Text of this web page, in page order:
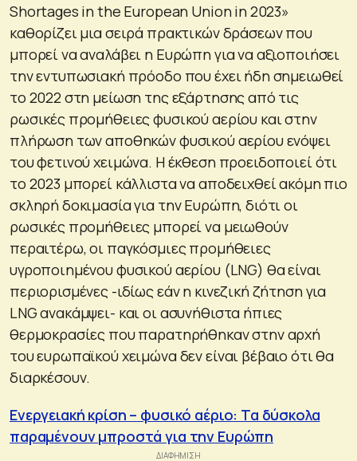
Shortages in the European Union in 2023»
καθορίζει μια σειρά πρακτικών δράσεων που
μπορεί να αναλάβει η Ευρώπη για να αξιοποιήσει
την εντυπωσιακή πρόοδο που έχει ήδη σημειωθεί
το 2022 στη μείωση της εξάρτησης από τις
ρωσικές προμήθειες φυσικού αερίου και στην
πλήρωση των αποθηκών φυσικού αερίου ενόψει
του φετινού χειμώνα. Η έκθεση προειδοποιεί ότι
το 2023 μπορεί κάλλιστα να αποδειχθεί ακόμη πιο
σκληρή δοκιμασία για την Ευρώπη, διότι οι
ρωσικές προμήθειες μπορεί να μειωθούν
περαιτέρω, οι παγκόσμιες προμήθειες
υγροποιημένου φυσικού αερίου (LNG) θα είναι
περιορισμένες -ιδίως εάν η κινεζική ζήτηση για
LNG ανακάμψει- και οι ασυνήθιστα ήπιες
θερμοκρασίες που παρατηρήθηκαν στην αρχή
του ευρωπαϊκού χειμώνα δεν είναι βέβαιο ότι θα
διαρκέσουν.
Ενεργειακή κρίση – φυσικό αέριο: Τα δύσκολα
παραμένουν μπροστά για την Ευρώπη